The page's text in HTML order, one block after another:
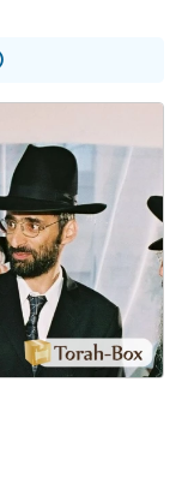
Torah-Box Music